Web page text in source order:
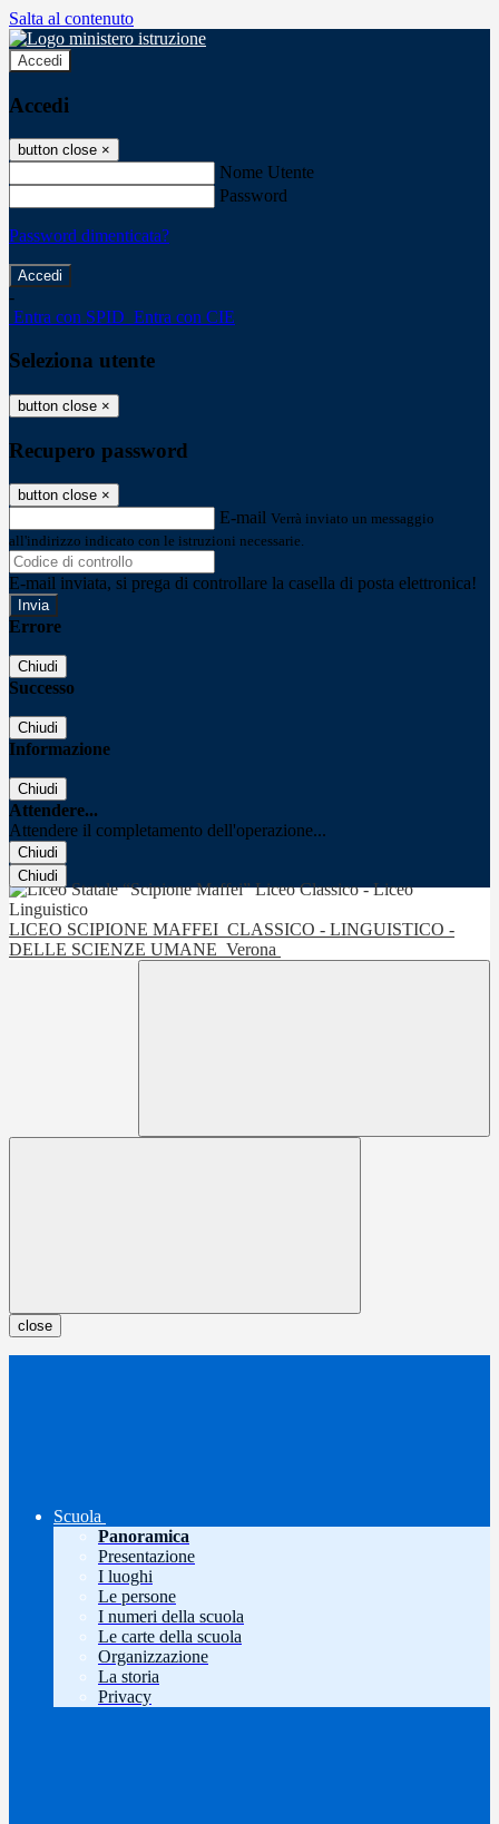
Salta al contenuto
Accedi
Accedi
button close ×
Nome Utente
Password
Password dimenticata?
-
Entra con SPID Entra con CIE
Seleziona utente
button close ×
Recupero password
button close ×
E-mail Verrà inviato un messaggio
all'indirizzo indicato con le istruzioni necessarie.
E-mail inviata, si prega di controllare la casella di posta elettronica!
Errore
Chiudi
Successo
Chiudi
Informazione
Chiudi
Attendere...
Attendere il completamento dell'operazione...
Chiudi
Chiudi
LICEO SCIPIONE MAFFEI CLASSICO - LINGUISTICO -
DELLE SCIENZE UMANE Verona
close
Scuola
Panoramica
Presentazione
I luoghi
Le persone
I numeri della scuola
Le carte della scuola
Organizzazione
La storia
Privacy